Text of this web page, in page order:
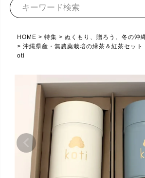
HOME 特集
ぬくもり、贈ろう。冬の沖
沖縄県産・無農薬栽培の緑茶＆紅茶セッ
oti